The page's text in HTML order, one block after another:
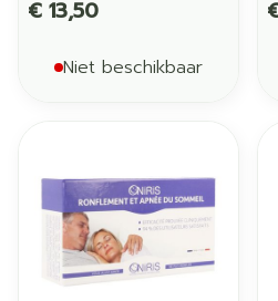
€ 13,50
Niet beschikbaar